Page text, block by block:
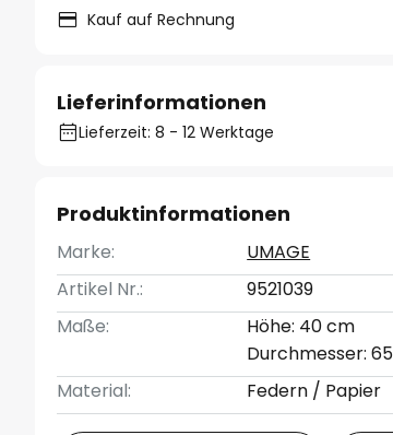
Kauf auf Rechnung
Lieferinformationen
Lieferzeit: 8 - 12 Werktage
Produktinformationen
Marke:
UMAGE
Artikel Nr.:
9521039
Maße:
Höhe: 40 cm
Durchmesser:
Material:
Federn / Papier